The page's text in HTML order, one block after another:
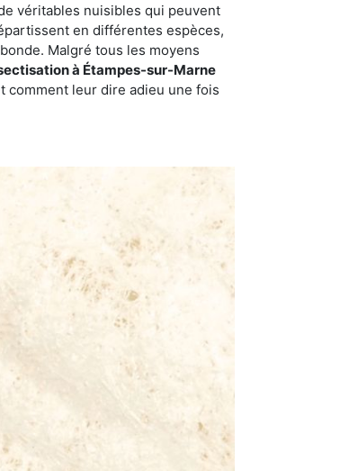
véritables nuisibles qui peuvent
en différentes espèces,
Malgré tous les moyens
à Étampes-sur-Marne
comment leur dire adieu une fois